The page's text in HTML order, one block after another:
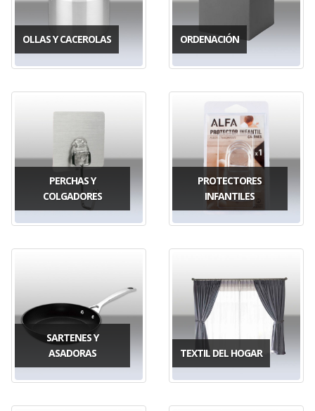
OLLAS Y CACEROLAS ORDENACIÓN
PERCHAS Y
COLGADORES
PROTECTORES
INFANTILES
SARTENES Y
ASADORAS
TEXTIL DEL HOGAR